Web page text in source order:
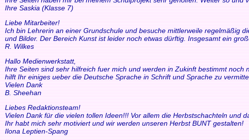
Ihre Saskia (Klasse 7)
Liebe Mitarbeiter!
Ich bin Lehrerin an einer Grundschule und besuche mittlerweile regelmäßig
und Bilder. Der Bereich Kunst ist leider noch etwas dürftig. Insgesamt ein
R. Wilkes
Hallo Medienwerkstatt,
Ihre Seiten sind sehr hilfreich fuer mich und werden in Zukinft bestimmt
hilft Ihr einiges ueber die Deutsche Sprache in Schrift und Sprache zu
Vielen Dank
B. Sheehan
Liebes Redaktionsteam!
Vielen Dank für die vielen tollen Ideen!!! Vor allem die Herbstschachteln
Ihr habt mich sehr motiviert und wir werden unseren Herbst BUNT gestalten!
Ilona Leptien-Spang